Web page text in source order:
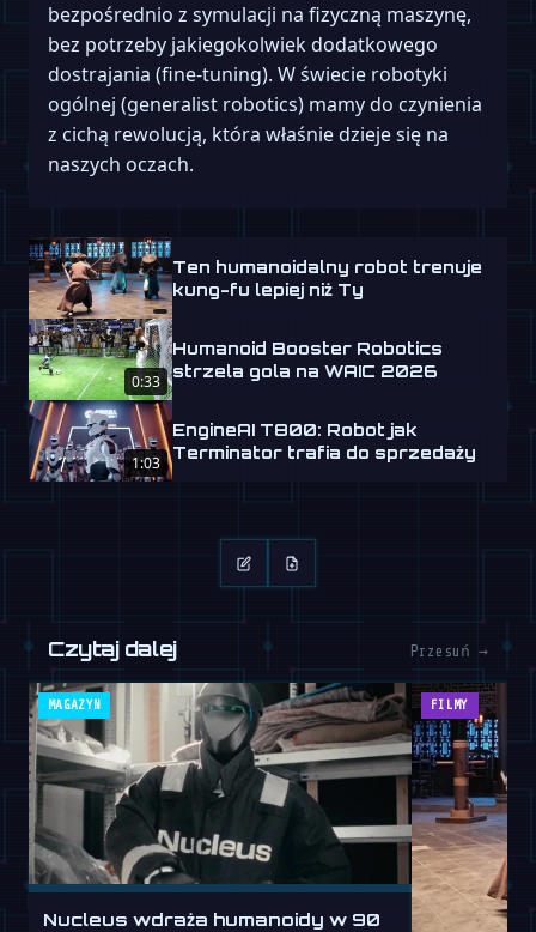
bezpośrednio z symulacji na fizyczną maszynę,
bez potrzeby jakiegokolwiek dodatkowego
dostrajania (fine-tuning). W świecie robotyki
ogólnej (generalist robotics) mamy do czynienia
z cichą rewolucją, która właśnie dzieje się na
naszych oczach.
Ten humanoidalny robot trenuje
kung-fu lepiej niż Ty
0:33
Humanoid Booster Robotics
strzela gola na WAIC 2026
1:03
EngineAI T800: Robot jak
Terminator trafia do sprzedaży
Czytaj dalej Przesuń →
MAGAZYN
Nucleus wdraża humanoidy w 90
FILMY